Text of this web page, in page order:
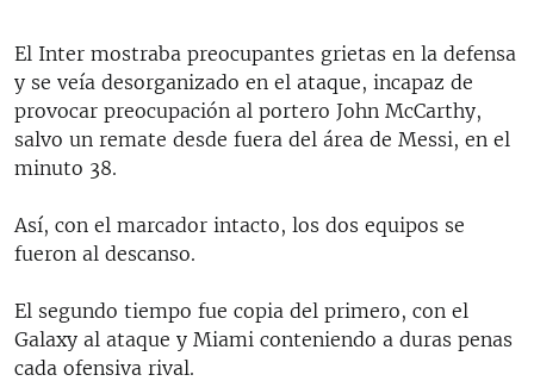
El Inter mostraba preocupantes grietas en la defensa
y se veía desorganizado en el ataque, incapaz de
provocar preocupación al portero John McCarthy,
salvo un remate desde fuera del área de Messi, en el
minuto 38.
Así, con el marcador intacto, los dos equipos se
fueron al descanso.
El segundo tiempo fue copia del primero, con el
Galaxy al ataque y Miami conteniendo a duras penas
cada ofensiva rival.